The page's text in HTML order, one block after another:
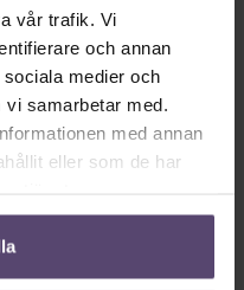
vår trafik. Vi
och annan
medier och
samarbetar med.
med annan
eller som de har
T011